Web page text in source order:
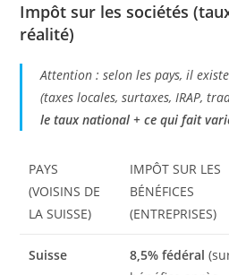
Impôt sur les sociétés
réalité)
Attention : selon les pays, il
(taxes locales, surtaxes, IRAP,
le taux national + ce qui fait
PAYS
(VOISINS DE
LA SUISSE)
IMPÔT SUR LES
BÉNÉFICES
(ENTREPRISES)
Suisse 8,5% fédéral